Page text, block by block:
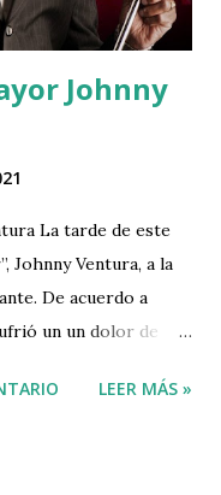
que integran
Johnny
La tarde de este
Johnny Ventura, a la
De acuerdo a
un un dolor de
en la ciudad de
LEER MÁS »